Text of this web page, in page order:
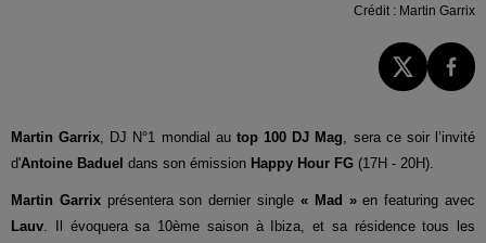
Crédit : Martin Garrix
Martin Garrix , DJ N°1 mondial autop 100 DJ Mag , sera ce soir l’invité
d'Antoine Baduel dans son émission Happy Hour FG (17H - 20H).
Martin Garrix présentera son dernier single « Mad »en featuring avec
Lauv . Il évoquera sa 10ème saison à Ibiza, et sa résidence tous les